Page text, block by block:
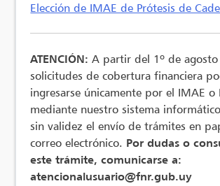
Elección de IMAE de Prótesis de
ATENCIÓN: A partir del 1º de
solicitudes de cobertura financiera
ingresarse únicamente por el IMAE o
mediante nuestro sistema
sin validez el envío de trámites en
correo electrónico. Por dudas o
este trámite, comunicarse a:
atencionalusuario@fnr.gub.uy